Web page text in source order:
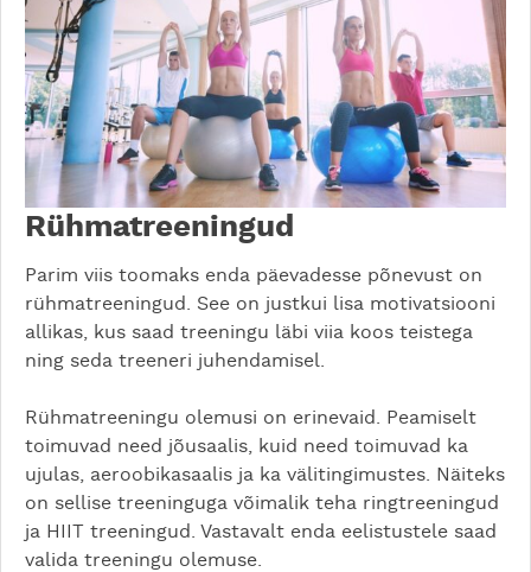
Rühmatreeningud
Parim viis toomaks enda päevadesse põnevust on
rühmatreeningud. See on justkui lisa motivatsiooni
allikas, kus saad treeningu läbi viia koos teistega
ning seda treeneri juhendamisel.
Rühmatreeningu olemusi on erinevaid. Peamiselt
toimuvad need jõusaalis, kuid need toimuvad ka
ujulas, aeroobikasaalis ja ka välitingimustes. Näiteks
on sellise treeninguga võimalik teha ringtreeningud
ja HIIT treeningud. Vastavalt enda eelistustele saad
valida treeningu olemuse.